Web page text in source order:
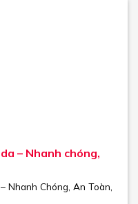
– Nhanh chóng,
Nhanh Chóng, An Toàn,